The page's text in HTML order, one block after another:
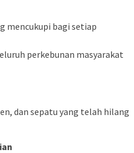
mencukupi bagi setiap
perkebunan masyarakat
dan sepatu yang telah hilang